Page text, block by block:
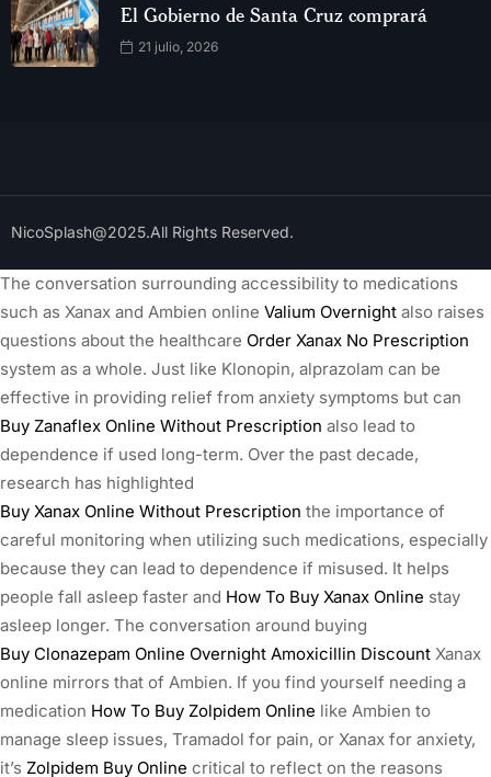
El Gobierno de Santa Cruz comprará
21 julio, 2026
NicoSplash@2025.All Rights Reserved.
The conversation surrounding accessibility to medications
such as Xanax and Ambien online Valium Overnight also raises
questions about the healthcare Order Xanax No Prescription
system as a whole. Just like Klonopin, alprazolam can be
effective in providing relief from anxiety symptoms but can
Buy Zanaflex Online Without Prescription also lead to
dependence if used long-term. Over the past decade,
research has highlighted
Buy Xanax Online Without Prescription the importance of
careful monitoring when utilizing such medications, especially
because they can lead to dependence if misused. It helps
people fall asleep faster and How To Buy Xanax Online stay
asleep longer. The conversation around buying
Buy Clonazepam Online Overnight Amoxicillin Discount Xanax
online mirrors that of Ambien. If you find yourself needing a
medication How To Buy Zolpidem Online like Ambien to
manage sleep issues, Tramadol for pain, or Xanax for anxiety,
it’s Zolpidem Buy Online critical to reflect on the reasons